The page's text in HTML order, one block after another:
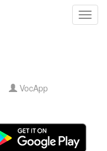
VocApp